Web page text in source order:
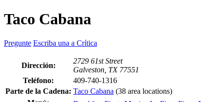
Taco Cabana
Pregunte Escriba una a Crítica
Dirección:
2729 61st Street
Galveston, TX 77551
Teléfono:
409-740-1316
Parte de la Cadena: Taco Cabana (38 area locations)